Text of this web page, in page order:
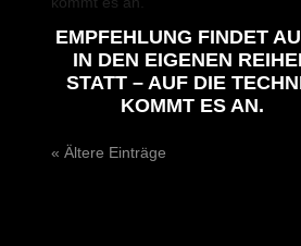
EMPFEHLUNG FINDET
IN DEN EIGENEN
STATT – AUF DIE
KOMMT ES AN.
« Ältere Einträge